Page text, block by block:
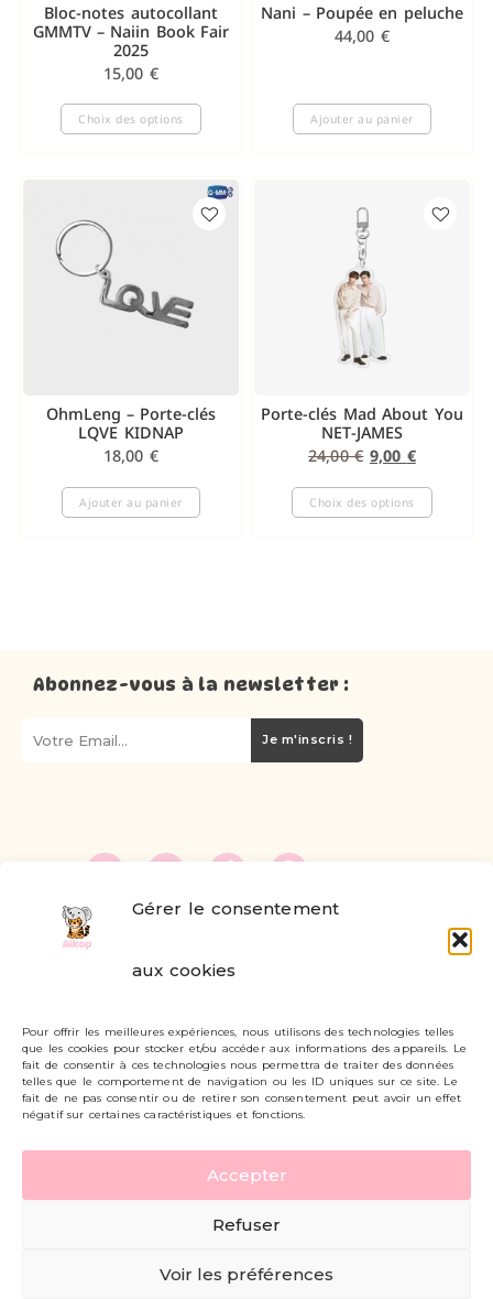
Gérer le consentement
aux cookies
Pour offrir les meilleures expériences, nous utilisons des technologies telles
que les cookies pour stocker et/ou accéder aux informations des appareils. Le
fait de consentir à ces technologies nous permettra de traiter des données
telles que le comportement de navigation ou les ID uniques sur ce site. Le
fait de ne pas consentir ou de retirer son consentement peut avoir un effet
négatif sur certaines caractéristiques et fonctions.
Accepter
Refuser
Voir les préférences
Bloc-notes autocollant
GMMTV – Naiin Book Fair
2025
15,00 €
Choix des options
Nani – Poupée en peluche
44,00 €
Ajouter au panier
OhmLeng – Porte-clés
LQVE KIDNAP
18,00 €
Ajouter au panier
Porte-clés Mad About You
NET-JAMES
24,00€ 9,00 €
Choix des options
Abonnez-vous à la newsletter :
Je m'inscris !
Livraisons et retours
Mon compte
Carte cadeau
Politique de confidentialité
Mentions légales - CGV